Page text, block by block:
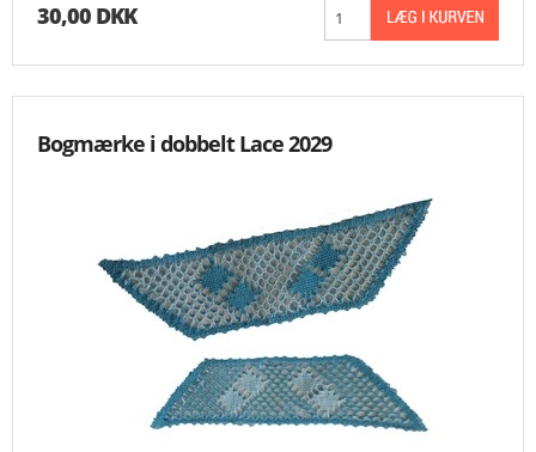
30,00 DKK
Bogmærke i dobbelt Lace 2029